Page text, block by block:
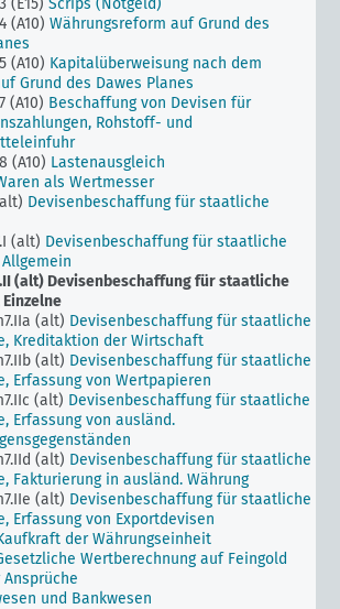
(E15) Scrips (Notgeld)
(A10) Währungsreform auf Grund des
(A10) Kapitalüberweisung nach dem
Grund des Dawes Planes
(A10) Beschaffung von Devisen für
Rohstoff- und
(A10) Lastenausgleich
als Wertmesser
Devisenbeschaffung für staatliche
(alt) Devisenbeschaffung für staatliche
(alt) Devisenbeschaffung für staatliche
(alt) Devisenbeschaffung für staatliche
Kreditaktion der Wirtschaft
(alt) Devisenbeschaffung für staatliche
Erfassung von Wertpapieren
(alt) Devisenbeschaffung für staatliche
Erfassung von ausländ.
(alt) Devisenbeschaffung für staatliche
Fakturierung in ausländ. Währung
(alt) Devisenbeschaffung für staatliche
Erfassung von Exportdevisen
der Währungseinheit
Wertberechnung auf Feingold
und Bankwesen